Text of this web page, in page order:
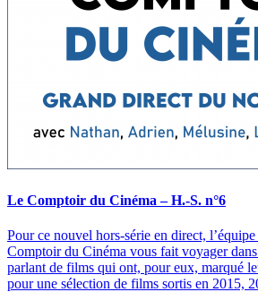
Le Comptoir du Cinéma – H.-S. n°6
Pour ce nouvel hors-série en direct,
Comptoir du Cinéma vous fait voyager
parlant de films qui ont, pour eux, marqué
pour une sélection de films sortis en 2015,